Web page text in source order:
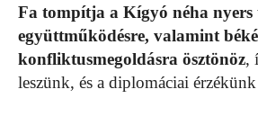
Fa tompítja a Kígyó néha nyers
együttműködésre, valamint
konfliktusmegoldásra ösztönöz,
leszünk, és a diplomáciai